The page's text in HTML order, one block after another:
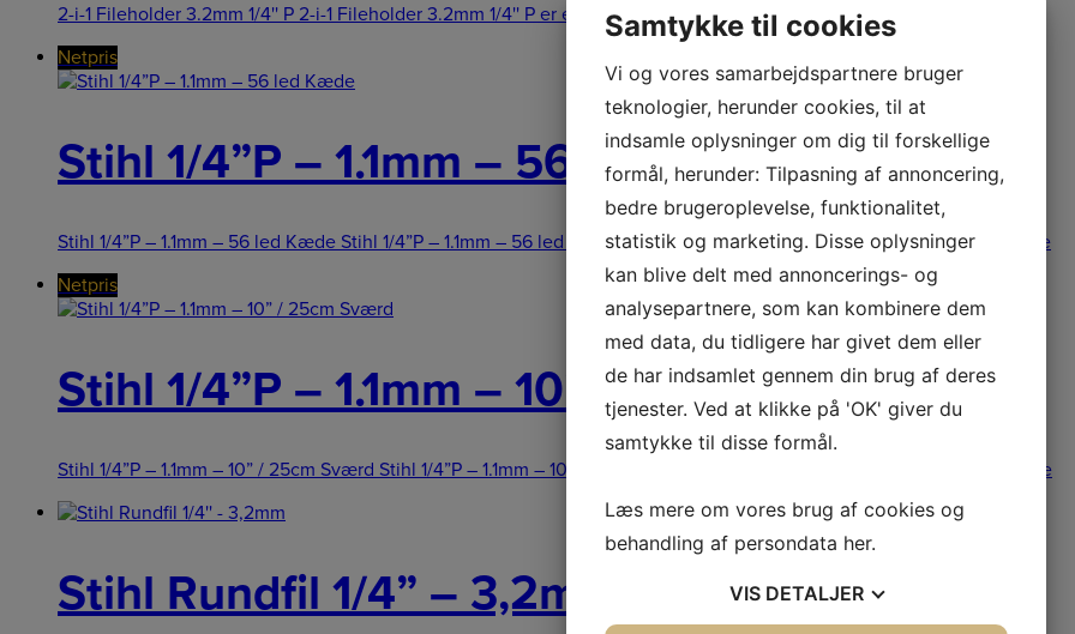
2-i-1 Fileholder 3.2mm 1/4'' P 2-i-1 Fileholder 3.2mm 1/4'' P er en praktisk multifil til filning a 309,00 kr.
Netpris
Stihl 1/4”P – 1.1mm – 56 led Kæde
Stihl 1/4”P – 1.1mm – 56 led Kæde Stihl 1/4”P – 1.1mm – 56 led Kæde: Denne tilbageslags- og vibrati169,00kr. Læs mere
Netpris
Stihl 1/4”P – 1.1mm – 10” / 25cm Sværd
Stihl 1/4”P – 1.1mm – 10” / 25cm Sværd Stihl 1/4”P – 1.1mm – 10” / 25cm Sværd er et letvægtssværd t Læs mere
Stihl Rundfil 1/4” – 3,2mm
Samtykke til cookies
Vi og vores samarbejdspartnere bruger
teknologier, herunder cookies, til at
indsamle oplysninger om dig til forskellige
formål, herunder: Tilpasning af annoncering,
bedre brugeroplevelse, funktionalitet,
statistik og marketing. Disse oplysninger
kan blive delt med annoncerings- og
analysepartnere, som kan kombinere dem
med data, du tidligere har givet dem eller
de har indsamlet gennem din brug af deres
tjenester. Ved at klikke på 'OK' giver du
samtykke til disse formål.
Læs mere om vores brug af cookies og
behandling af persondata her.
VIS DETALJER